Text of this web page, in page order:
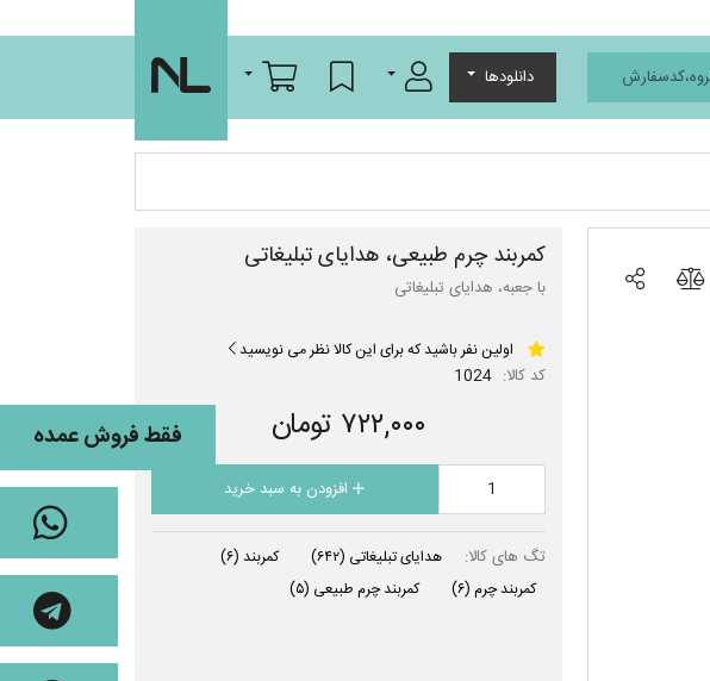
دانلودها ورود/عضویتلیست مورد علاقه
سبد خرید
کمربند چرم طبیعی، هدایای تبلیغاتی
با جعبه، هدایای تبلیغاتی
اولین نفر باشید که برای این کالا نظر می نویسید
کد کالا: 1024
۷۲۲,۰۰۰ تومان
افزودن به سبد خرید
تگ های کالا: هدایای تبلیغاتی (۶۴۲) کمربند (۶)
کمربند چرم (۶) کمربند چرم طبیعی (۵)
فقط فروش عمده